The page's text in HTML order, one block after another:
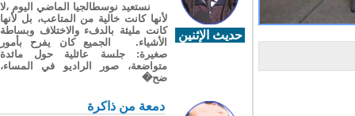
حديث الإثنين
نستعيد نوسطالجيا الماضي اليوم ،لا
لأنها كانت خالية من المتاعب، بل لأنها
كانت مليئة بالدفء والاختلاف وبساطة
الأشياء. الجميع كان يفرح بأمور
صغيرة: جلسة عائلية حول مائدة
متواضعة، صور الراديو في المساء،
ضح�
دمعة من ذاكرة